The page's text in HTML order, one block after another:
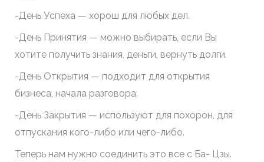
-День Успеха — хорош для любых дел.
-День Принятия — можно выбирать, если Вы
хотите получить знания, деньги, вернуть долги.
-День Открытия — подходит для открытия
бизнеса, начала разговора.
-День Закрытия — используют для похорон, для
отпускания кого-либо или чего-либо.
Теперь нам нужно соединить это все с Ба- Цзы.